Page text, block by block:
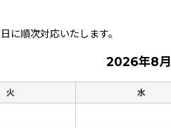
に順次対応いたします。
2026年8月
火 水